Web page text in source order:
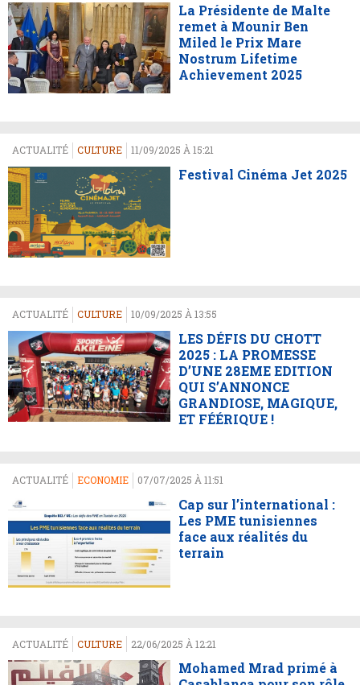
La Présidente de Malte
remet à Mounir Ben
Miled le Prix Mare
Nostrum Lifetime
Achievement 2025
ACTUALITÉ CULTURE 11/09/2025 À 15:21
Festival Cinéma Jet 2025
ACTUALITÉ CULTURE 10/09/2025 À 13:55
LES DÉFIS DU CHOTT
2025 : LA PROMESSE
D’UNE 28EME EDITION
QUI S’ANNONCE
GRANDIOSE, MAGIQUE,
ET FÉÉRIQUE !
ACTUALITÉ ECONOMIE 07/07/2025 À 11:51
Cap sur l’international :
Les PME tunisiennes
face aux réalités du
terrain
ACTUALITÉ CULTURE 22/06/2025 À 12:21
Mohamed Mrad primé à